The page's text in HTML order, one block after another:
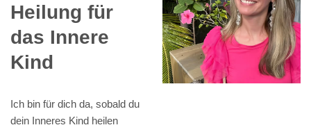
Heilung für
das Innere
Kind
Ich bin für dich da, sobald du
dein Inneres Kind heilen